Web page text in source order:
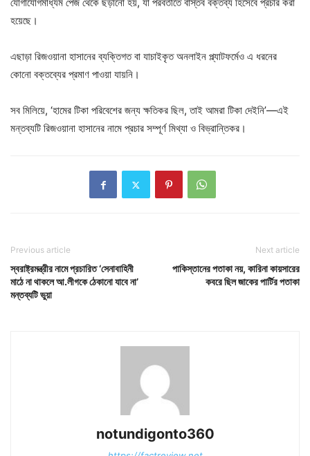
হয়েছে।
এছাড়া রিজওয়ানা হাসানের ব্যক্তিগত বা যাচাইকৃত অনলাইন প্ল্যাটফর্মেও এ ধরনের
কোনো বক্তব্যের প্রমাণ পাওয়া যায়নি।
সব মিলিয়ে, ‘হামের টিকা পরিবেশের জন্য ক্ষতিকর ছিল, তাই আমরা টিকা দেইনি’—এই
মন্তব্যটি রিজওয়ানা হাসানের নামে প্রচার সম্পূর্ণ মিথ্যা ও বিভ্রান্তিকর।
Previous article
স্বরাষ্ট্রমন্ত্রীর নামে প্রচারিত ‘সেনাবাহিনী
মাঠে না থাকলে আ.লীগকে ঠেকানো যাবে না’
মন্তব্যটি ভুয়া
Next article
পাকিস্তানের পতাকা নয়, কারিনা কায়সারের
কবরে ছিল জাকের পার্টির পতাকা
notundigonto360